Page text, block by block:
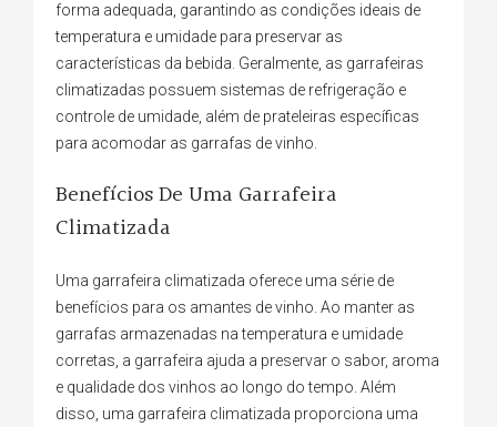
forma adequada, garantindo as condições ideais de
temperatura e umidade para preservar as
características da bebida. Geralmente, as garrafeiras
climatizadas possuem sistemas de refrigeração e
controle de umidade, além de prateleiras específicas
para acomodar as garrafas de vinho.
Benefícios De Uma Garrafeira
Climatizada
Uma garrafeira climatizada oferece uma série de
benefícios para os amantes de vinho. Ao manter as
garrafas armazenadas na temperatura e umidade
corretas, a garrafeira ajuda a preservar o sabor, aroma
e qualidade dos vinhos ao longo do tempo. Além
disso, uma garrafeira climatizada proporciona uma